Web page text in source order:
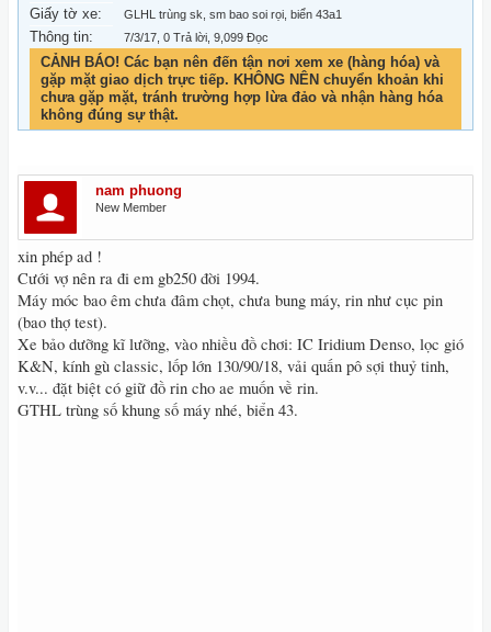
Giấy tờ xe: GLHL trùng sk, sm bao soi rọi, biển 43a1
Thông tin: 7/3/17 , 0 Trả lời, 9,099 Đọc
CẢNH BÁO! Các bạn nên đến tận nơi xem xe (hàng hóa) và
gặp mặt giao dịch trực tiếp. KHÔNG NÊN chuyển khoản khi
chưa gặp mặt, tránh trường hợp lừa đảo và nhận hàng hóa
không đúng sự thật.
nam phuong
New Member
xin phép ad !
Cưới vợ nên ra đi em gb250 đời 1994.
Máy móc bao êm chưa đâm chọt, chưa bung máy, rin như cục pin
(bao thợ test).
Xe bảo dưỡng kĩ lưỡng, vào nhiều đồ chơi: IC Iridium Denso, lọc gió
K&N, kính gù classic, lốp lớn 130/90/18, vải quấn pô sợi thuỷ tinh,
v.v... đặt biệt có giữ đồ rin cho ae muốn về rin.
GTHL trùng số khung số máy nhé, biển 43.